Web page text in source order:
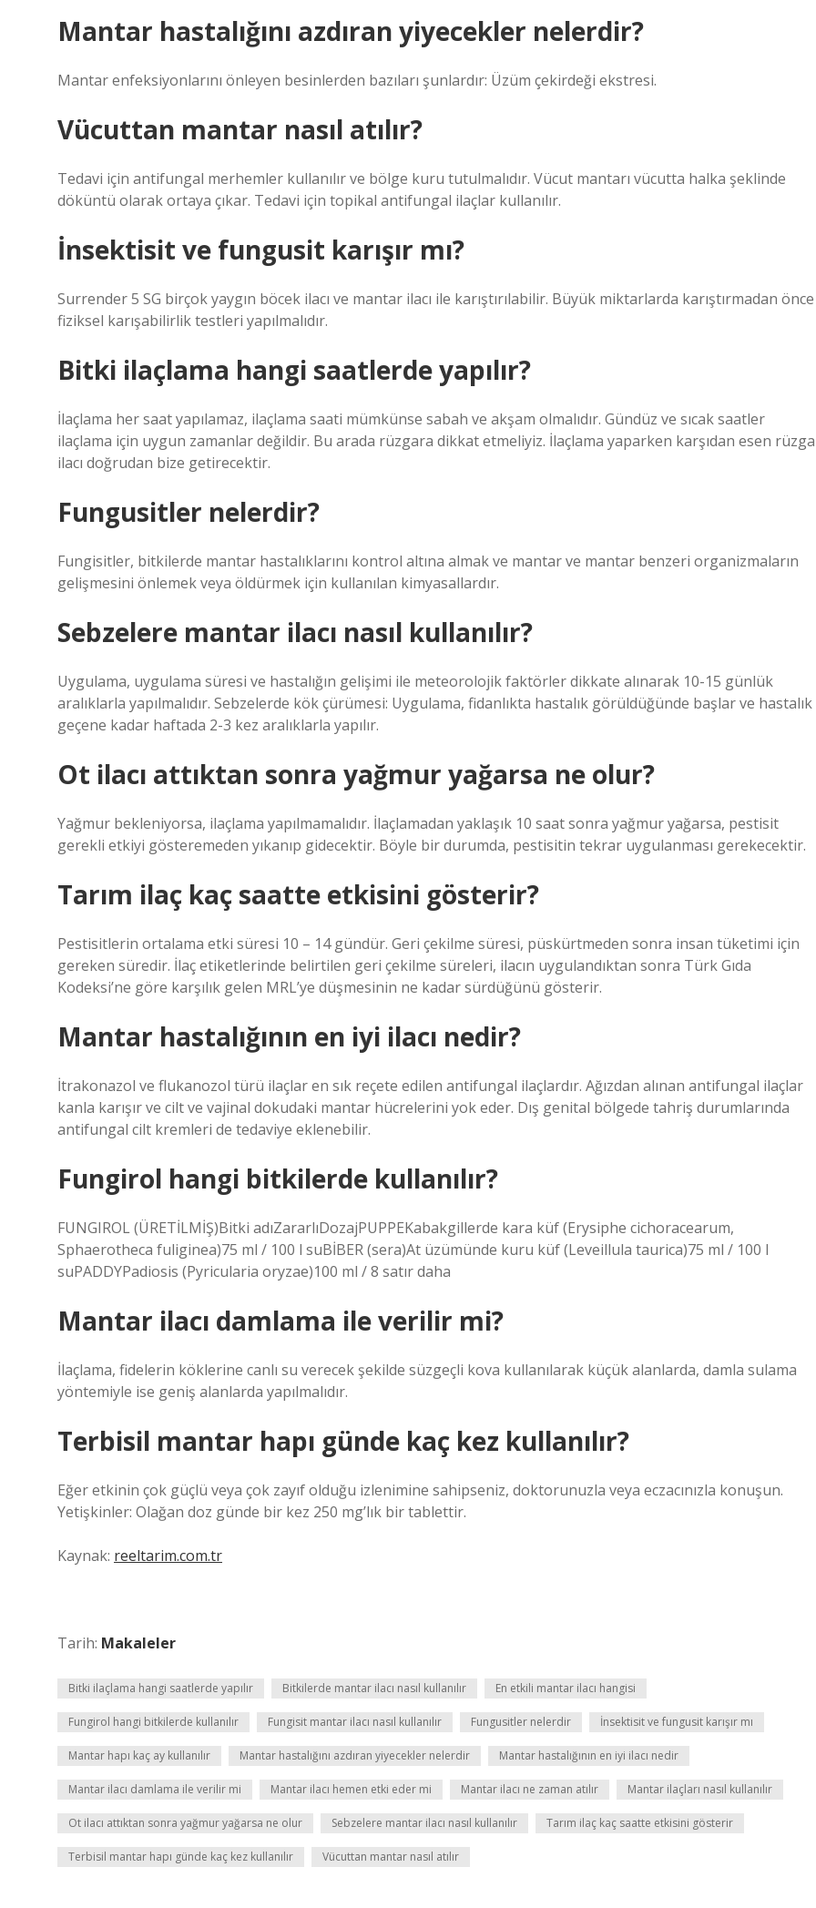
Mantar hastalığını azdıran yiyecekler nelerdir?
Mantar enfeksiyonlarını önleyen besinlerden bazıları şunlardır: Üzüm çekirdeği ekstresi.
Vücuttan mantar nasıl atılır?
Tedavi için antifungal merhemler kullanılır ve bölge kuru tutulmalıdır. Vücut mantarı vücutta halka şeklinde
döküntü olarak ortaya çıkar. Tedavi için topikal antifungal ilaçlar kullanılır.
İnsektisit ve fungusit karışır mı?
Surrender 5 SG birçok yaygın böcek ilacı ve mantar ilacı ile karıştırılabilir. Büyük miktarlarda karıştırmadan önce
fiziksel karışabilirlik testleri yapılmalıdır.
Bitki ilaçlama hangi saatlerde yapılır?
İlaçlama her saat yapılamaz, ilaçlama saati mümkünse sabah ve akşam olmalıdır. Gündüz ve sıcak saatler
ilaçlama için uygun zamanlar değildir. Bu arada rüzgara dikkat etmeliyiz. İlaçlama yaparken karşıdan esen
ilacı doğrudan bize getirecektir.
Fungusitler nelerdir?
Fungisitler, bitkilerde mantar hastalıklarını kontrol altına almak ve mantar ve mantar benzeri organizmaların
gelişmesini önlemek veya öldürmek için kullanılan kimyasallardır.
Sebzelere mantar ilacı nasıl kullanılır?
Uygulama, uygulama süresi ve hastalığın gelişimi ile meteorolojik faktörler dikkate alınarak 10-15 günlük
aralıklarla yapılmalıdır. Sebzelerde kök çürümesi: Uygulama, fidanlıkta hastalık görüldüğünde başlar ve hastalık
geçene kadar haftada 2-3 kez aralıklarla yapılır.
Ot ilacı attıktan sonra yağmur yağarsa ne olur?
Yağmur bekleniyorsa, ilaçlama yapılmamalıdır. İlaçlamadan yaklaşık 10 saat sonra yağmur yağarsa, pestisit
gerekli etkiyi gösteremeden yıkanıp gidecektir. Böyle bir durumda, pestisitin tekrar uygulanması gerekecektir.
Tarım ilaç kaç saatte etkisini gösterir?
Pestisitlerin ortalama etki süresi 10 – 14 gündür. Geri çekilme süresi, püskürtmeden sonra insan tüketimi için
gereken süredir. İlaç etiketlerinde belirtilen geri çekilme süreleri, ilacın uygulandıktan sonra Türk Gıda
Kodeksi’ne göre karşılık gelen MRL’ye düşmesinin ne kadar sürdüğünü gösterir.
Mantar hastalığının en iyi ilacı nedir?
İtrakonazol ve flukanozol türü ilaçlar en sık reçete edilen antifungal ilaçlardır. Ağızdan alınan antifungal ilaçlar
kanla karışır ve cilt ve vajinal dokudaki mantar hücrelerini yok eder. Dış genital bölgede tahriş durumlarında
antifungal cilt kremleri de tedaviye eklenebilir.
Fungirol hangi bitkilerde kullanılır?
FUNGIROL (ÜRETİLMİŞ)Bitki adıZararlıDozajPUPPEKabakgillerde kara küf (Erysiphe cichoracearum,
Sphaerotheca fuliginea)75 ml / 100 l suBİBER (sera)At üzümünde kuru küf (Leveillula taurica)75 ml / 100 l
suPADDYPadiosis (Pyricularia oryzae)100 ml / 8 satır daha
Mantar ilacı damlama ile verilir mi?
İlaçlama, fidelerin köklerine canlı su verecek şekilde süzgeçli kova kullanılarak küçük alanlarda, damla sulama
yöntemiyle ise geniş alanlarda yapılmalıdır.
Terbisil mantar hapı günde kaç kez kullanılır?
Eğer etkinin çok güçlü veya çok zayıf olduğu izlenimine sahipseniz, doktorunuzla veya eczacınızla konuşun.
Yetişkinler: Olağan doz günde bir kez 250 mg’lık bir tablettir.
Kaynak: reeltarim.com.tr
Tarih: Makaleler
Bitki ilaçlama hangi saatlerde yapılır Bitkilerde mantar ilacı nasıl kullanılır En etkili mantar ilacı hangisi
Fungirol hangi bitkilerde kullanılır Fungisit mantar ilacı nasıl kullanılır Fungusitler nelerdir İnsektisit ve fungusit karışır mı
Mantar hapı kaç ay kullanılır Mantar hastalığını azdıran yiyecekler nelerdir Mantar hastalığının en iyi ilacı nedir
Mantar ilacı damlama ile verilir mi Mantar ilacı hemen etki eder mi Mantar ilacı ne zaman atılır Mantar ilaçları nasıl kullanılır
Ot ilacı attıktan sonra yağmur yağarsa ne olur Sebzelere mantar ilacı nasıl kullanılır Tarım ilaç kaç saatte etkisini gösterir
Terbisil mantar hapı günde kaç kez kullanılır Vücuttan mantar nasıl atılır